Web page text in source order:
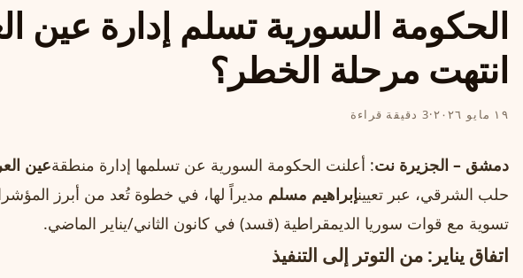
الحكومة السورية تسلم إدارة عين
انتهت مرحلة الخطر؟
١٩ مايو ٢٠٢٦ ·3 دقيقة قراءة
دمشق – الجزيرة نت: أعلنت الحكومة السورية عن تسلمها إدارة منطقةعين
حلب الشرقي، عبر تعيينإبراهيم مسلم مديراً لها، في خطوة تُعد من أبرز
تسوية مع قوات سوريا الديمقراطية (قسد) في كانون الثاني/يناير الماضي.
اتفاق يناير: من التوتر إلى التنفيذ